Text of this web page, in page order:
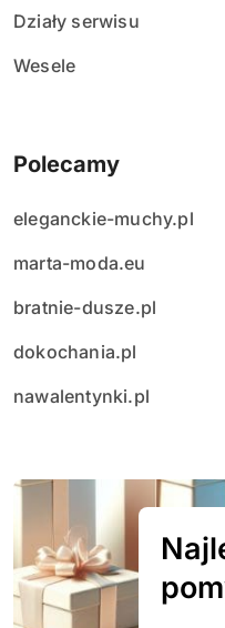
Działy serwisu
Wesele
Polecamy
eleganckie-muchy.pl
marta-moda.eu
bratnie-dusze.pl
dokochania.pl
nawalentynki.pl